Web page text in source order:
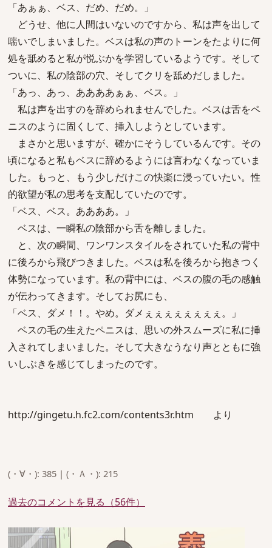
「あぁぁ、ベス、だめ、だめ。」
どうせ、他に人間はいないのですから、私は声を出して
喘いでしまいました。ベスは私の声のトーンをたよりに何
処を舐めると私が悦ぶかを学習しているようです。そして
ついに、私の陰部の穴、そしてクリを舐めだしました。
「あっ、あっ、ああああぁぁ、ベス。」
私は声を出すのを辞められませんでした。ベスは舌をペ
ニスのように固くして、挿入しようとしています。
まさかと思いますが、確かにそうしているんです。その
頃になると私もベスに辞めるようには言わなくなっていま
した。もっと、もう少しだけこの快楽に浸っていたい。性
的欲望が私の思考を支配していたのです。
「ベス、ベス。ああああ。」
ベスは、一瞬私の陰部から舌を離しました。
と、次の瞬間、ワンワンスタイルをされていた私の背中
に後ろから飛びつきました。ベスは私を後ろから抱きつく
体勢になっています。私の背中には、ベスの腹の毛の感触
が伝わってきます。そしてお尻にも、
「ベス、ダメ！！。やめ。ダメぇぇぇぇぇぇぇぇ。」
ベスの毛の生えたペニスは、思いの外スムーズに私に挿
入されてしまいました。そして大きなうなり声とともに強
いしぶきを感じてしまったのです。
http://gingetu.h.fc2.com/contents3r.htm より
(・∀・): 385 | (・Ａ・): 215
過去のコメントを見る（56件）